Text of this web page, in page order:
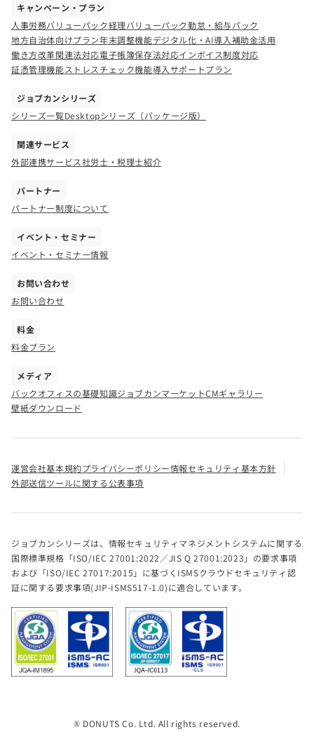
キャンペーン・プラン
人事労務バリューパック経理バリューパック勤怠・給与パック
地方自治体向けプラン年末調整機能デジタル化・AI導入補助金活用
働き方改革関連法対応電子帳簿保存法対応インボイス制度対応
証憑管理機能ストレスチェック機能導入サポートプラン
ジョブカンシリーズ
シリーズ一覧Desktopシリーズ（パッケージ版）
関連サービス
外部連携サービス社労士・税理士紹介
パートナー
パートナー制度について
イベント・セミナー
イベント・セミナー情報
お問い合わせ
お問い合わせ
料金
料金プラン
メディア
バックオフィスの基礎知識ジョブカンマーケットCMギャラリー
壁紙ダウンロード
運営会社基本規約プライバシーポリシー情報セキュリティ基本方針
外部送信ツールに関する公表事項
ジョブカンシリーズは、情報セキュリティマネジメントシステムに関する
国際標準規格「ISO/IEC 27001:2022／JIS Q 27001:2023」の要求事項
および「ISO/IEC 27017:2015」に基づくISMSクラウドセキュリティ認
証に関する要求事項(JIP-ISMS517-1.0)に適合しています。
® DONUTS Co. Ltd. All rights reserved.